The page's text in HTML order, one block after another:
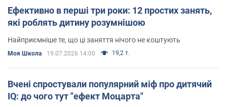
Ефективно в перші три роки: 12 простих занять,
які роблять дитину розумнішою
Найприємніше те, що ці заняття нічого не коштують
Моя Школа 19.07.2026 14:00 19,2 т.
Вчені спростували популярний міф про дитячий
IQ: до чого тут "ефект Моцарта"